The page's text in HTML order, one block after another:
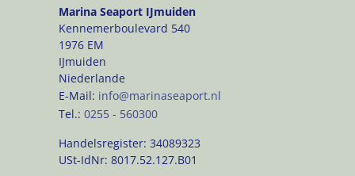
Marina Seaport IJmuiden
Kennemerboulevard 540
1976 EM
IJmuiden
Niederlande
E-Mail: info@marinaseaport.nl
Tel.: 0255 - 560300
Handelsregister: 34089323
USt-IdNr: 8017.52.127.B01